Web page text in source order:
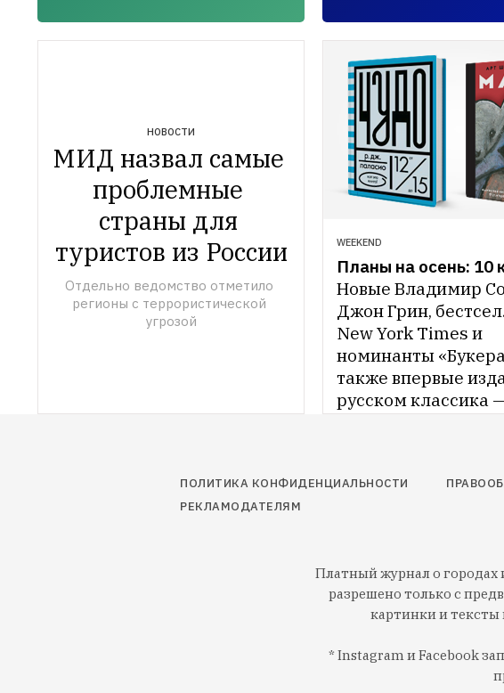
НОВОСТИ
МИД назвал самые
проблемные
страны для
туристов из России
Отдельно ведомство отметило
регионы с террористической
угрозой
WEEKEND
Планы на осень: 10
Новые Владимир
Джон Грин,
New York Times и
номинанты
также впервые
русском классика
ПОЛИТИКА КОНФИДЕНЦИАЛЬНОСТИ
РЕКЛАМОДАТЕЛЯМ
Платный журнал о городах
разрешено только с
картинки и тексты
* Instagram и Facebook